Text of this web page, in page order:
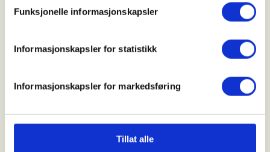
Funksjonelle informasjonskapsler
Informasjonskapsler for statistikk
Informasjonskapsler for markedsføring
Tillat alle
Kontaktperson
Mer info kommer